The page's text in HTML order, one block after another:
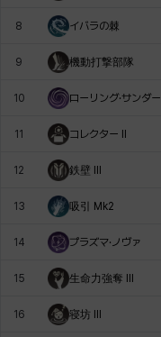
ヘイズ
マーカス
8 イバラの棘
9 機動打撃部隊
10 ローリング·サンダー
11 コレクター Il
12 鉄壁 Ill
13 吸引 Mk2
14 プラズマ·ノヴァ
15 生命力強奪 Ill
16 寝坊 Ill